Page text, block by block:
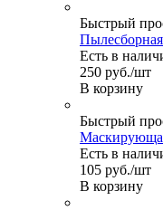
Быстрый
Есть в
250 руб./шт
В корзину
Быстрый
Есть в
105 руб./шт
В корзину